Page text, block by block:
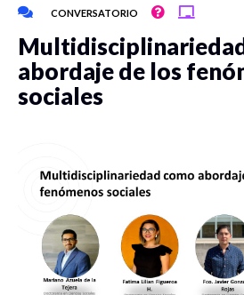
CONVERSATORIO
abordaje de los
sociales